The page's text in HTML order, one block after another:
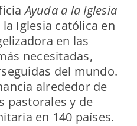
Ayuda a la Iglesia
la Iglesia católica en
en las
necesitadas,
del mundo.
alrededor de
pastorales y de
en 140 países.